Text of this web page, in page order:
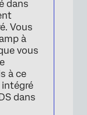
dans
Vous
à
vous
à ce
intégré
dans